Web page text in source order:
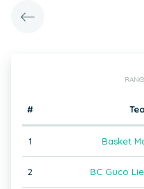
#
1 Basket
2 BC Guco